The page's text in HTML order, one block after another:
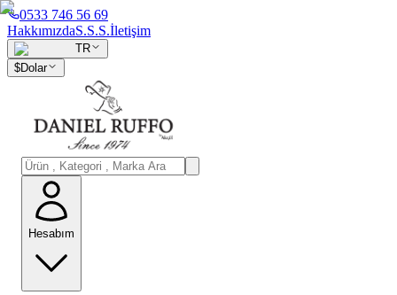
0533 746 56 69
HakkımızdaS.S.S.İletişim
TR
$Dolar
Hesabım